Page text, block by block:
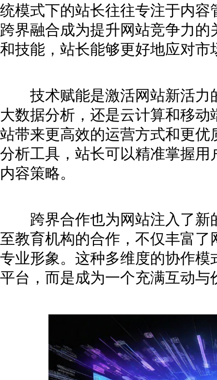
统模式下的站长往往专注于内
跨界融合成为提升网站竞争力
和技能，站长能够更好地应对
技术赋能是激活网站新活力
大数据分析，还是云计算和移
站带来更高效的运营方式和更
分析工具，站长可以精准掌握
内容策略。
跨界合作也为网站注入了新
至教育机构的合作，不仅丰富
专业形象。这种多维度的协作
平台，而是成为一个充满互动与